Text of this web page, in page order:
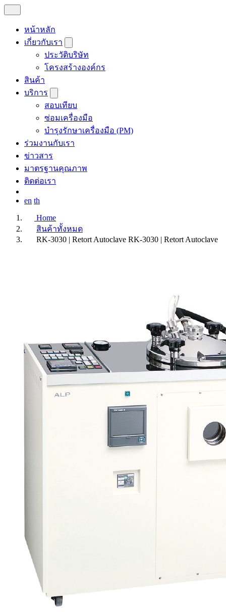
หน้าหลัก
เกี่ยวกับเรา
ประวัติบริษัท
โครงสร้างองค์กร
สินค้า
บริการ
สอบเทียบ
ซ่อมเครื่องมือ
บำรุงรักษาเครื่องมือ (PM)
ร่วมงานกับเรา
ข่าวสาร
มาตรฐานคุณภาพ
ติดต่อเรา
en th
Home
สินค้าทั้งหมด
RK-3030 | Retort Autoclave RK-3030 | Retort Autoclave